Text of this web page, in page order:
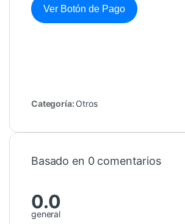
Ver Botón de Pago
Categoría: Otros
Basado en 0 comentarios
0.0
general